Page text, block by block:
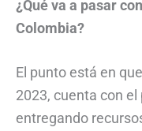
¿Qué va a pasar
Colombia?
El punto está en
2023, cuenta con
entregando